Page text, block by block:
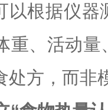
以根据仪器
重、活动
处方，而非